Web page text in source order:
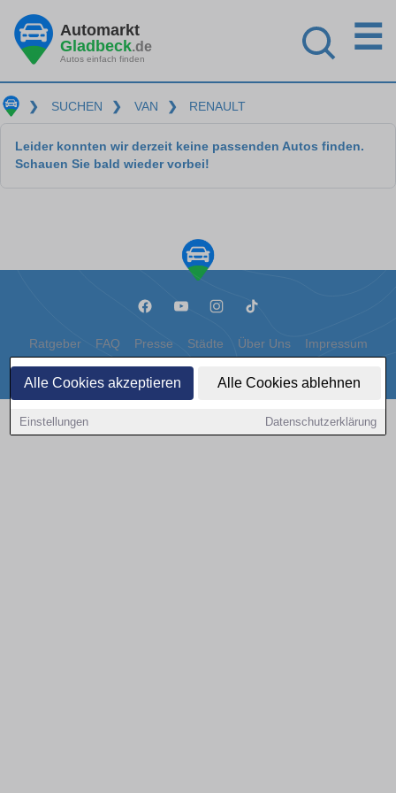
Alle Cookies akzeptieren Alle Cookies ablehnen
Einstellungen Datenschutzerklärung
Automarkt
Gladbeck.de
Autos einfach finden
☰
❯ SUCHEN ❯ VAN ❯ RENAULT
Leider konnten wir derzeit keine passenden Autos finden.
Schauen Sie bald wieder vorbei!
Ratgeber FAQ Presse Städte Über Uns Impressum
Datenschutz Cookies
Copyright © 2000 - 2026 | 1A Infosysteme GmbH | Content by: 1a-sites-autos